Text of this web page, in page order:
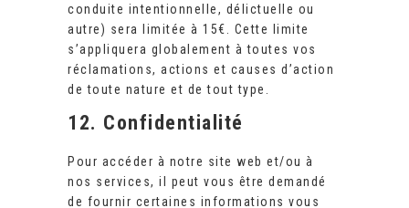
conduite intentionnelle, délictuelle ou
autre) sera limitée à 15€. Cette limite
s’appliquera globalement à toutes vos
réclamations, actions et causes d’action
de toute nature et de tout type.
12. Confidentialité
Pour accéder à notre site web et/ou à
nos services, il peut vous être demandé
de fournir certaines informations vous